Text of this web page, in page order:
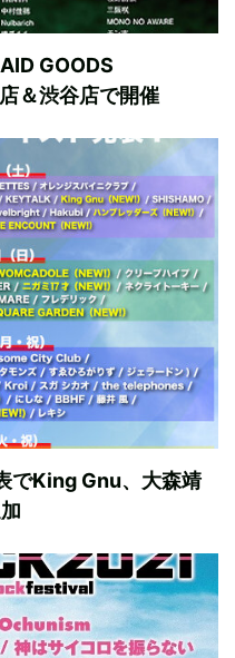
GOODS
＆渋谷店で開催
でKing Gnu、大森靖